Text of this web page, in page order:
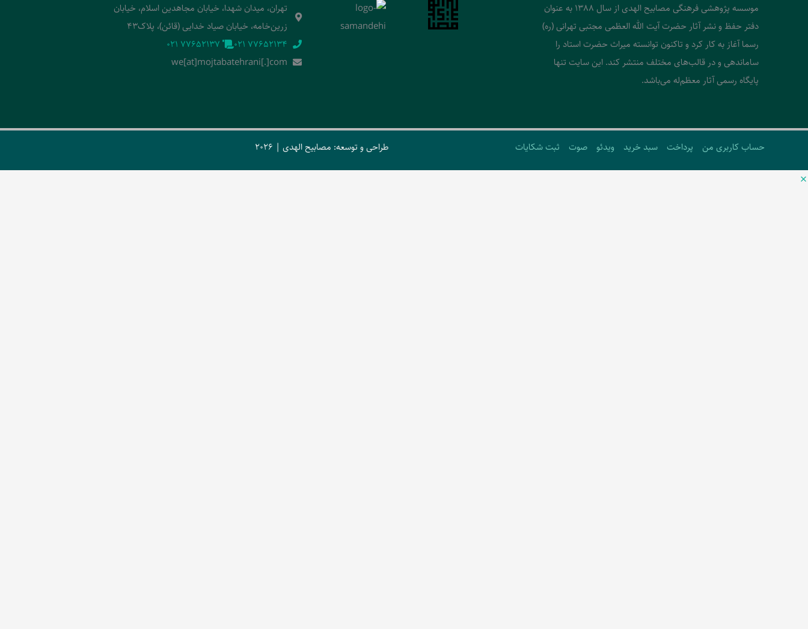
موسسه پژوهشی فرهنگی مصابیح الهدی از سال 1388 به عنوان
دفتر حفظ و نشر آثار حضرت آیت الله العظمی مجتبی تهرانی (ره)
رسما آغاز به کار کرد و تاکنون توانسته میراث حضرت استاد را
ساماندهی و در قالب‌های مختلف منتشر کند. این سایت تنها
پایگاه رسمی آثار معظم‌له می‌باشد.
تهران، میدان شهدا، خیابان مجاهدین اسلام، خیابان
زرین‌خامه، خیابان صیاد خدایی (قائن)، پلاک43
‭021 77652134‬
‭021 77652137‬
we[at]mojtabatehrani[.]com
حساب کاربری من پرداخت سبد خرید ویدئو صوت ثبت شکایات طراحی و توسعه: مصابیح الهدی | 2026